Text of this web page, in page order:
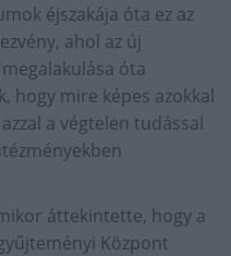
éjszakája óta ez az
ahol az új
óta
hogy mire képes azokkal
a végtelen tudással
áttekintette, hogy a
Központ